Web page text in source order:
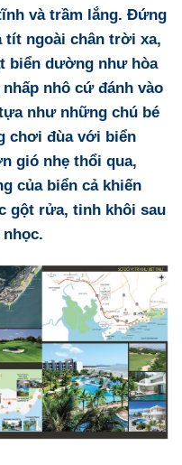
và trầm lắng. Đứng
tít ngoài chân trời xa,
biển dường như hòa
nhô cứ đánh vào
như những chú bé
chơi đùa với biển
gió nhẹ thổi qua,
của biển cả khiến
gột rửa, tinh khôi sau